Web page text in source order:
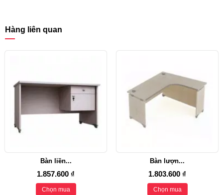
Hàng liên quan
Bàn liền...
1.857.600 ₫
Chọn mua
Bàn lượn...
1.803.600 ₫
Chọn mua